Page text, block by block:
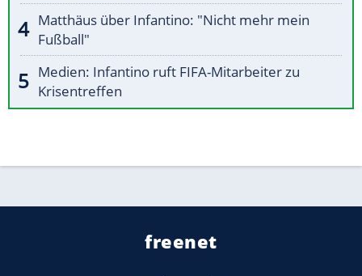
Matthäus über Infantino: "Nicht mehr mein
Fußball"
Medien: Infantino ruft FIFA-Mitarbeiter zu
Krisentreffen
freenet